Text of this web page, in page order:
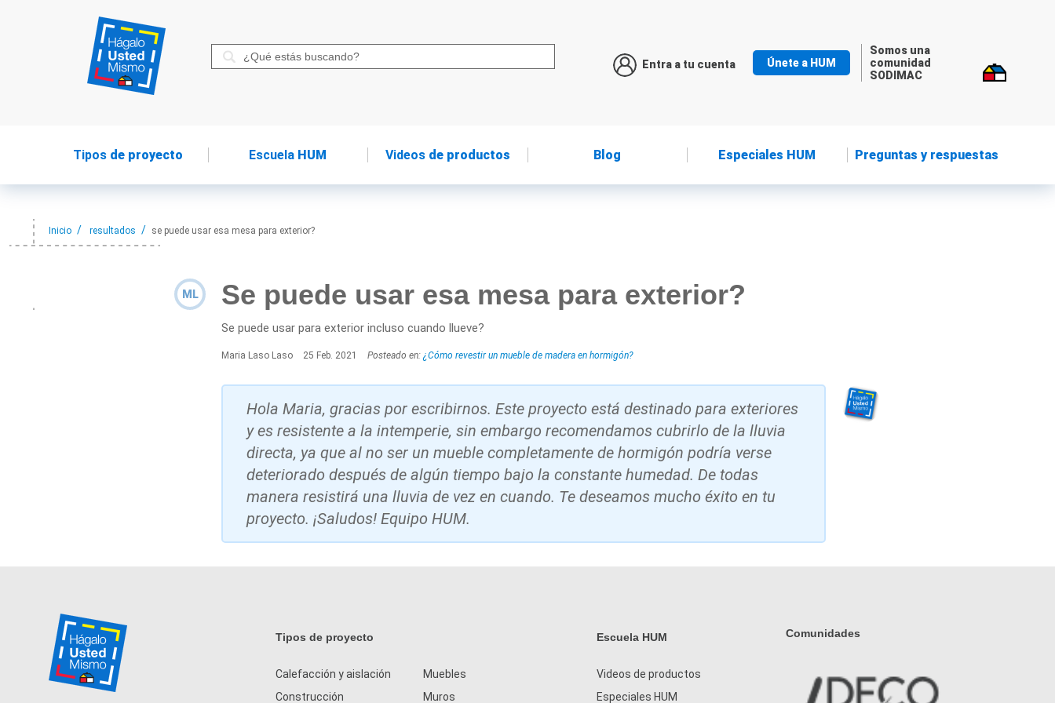
Entra a tu cuenta Únete a HUM
Somos una
comunidad
SODIMAC
Tipos de proyecto Escuela HUM Videosde productos Blog Especiales HUM Preguntas y respuestas
Inicio resultados se puede usar esa mesa para exterior?
ML Se puede usar esa mesa para exterior?
Se puede usar para exterior incluso cuando llueve?
Maria Laso Laso 25 Feb. 2021 Posteado en: ¿Cómo revestir un mueble de madera en hormigón?
Hola Maria, gracias por escribirnos. Este proyecto está destinado para exteriores
y es resistente a la intemperie, sin embargo recomendamos cubrirlo de la lluvia
directa, ya que al no ser un mueble completamente de hormigón podría verse
deteriorado después de algún tiempo bajo la constante humedad. De todas
manera resistirá una lluvia de vez en cuando. Te deseamos mucho éxito en tu
proyecto. ¡Saludos! Equipo HUM.
Tipos de proyecto
Calefacción y aislación
Construcción
Muebles
Muros
Escuela HUM
Videos de productos
Especiales HUM
Comunidades